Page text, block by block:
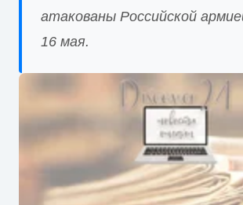
атакованы Российской
16 мая.